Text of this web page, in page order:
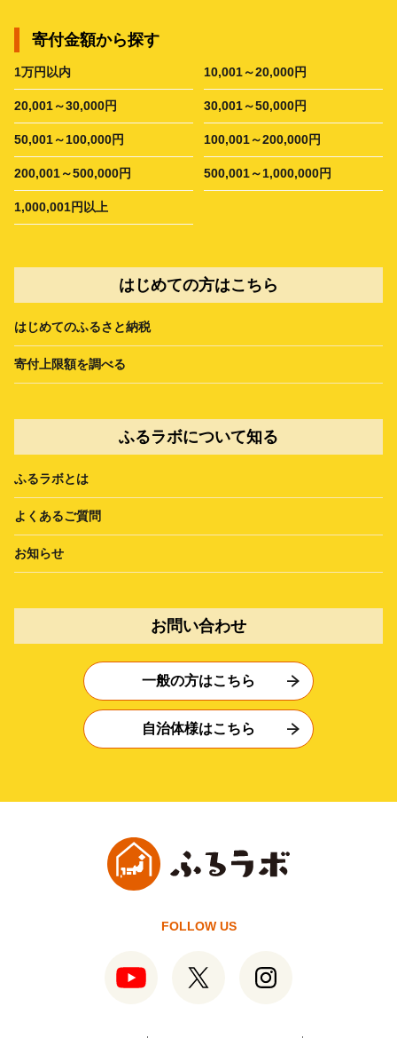
寄付金額から探す
1万円以内 10,001～20,000円
20,001～30,000円 30,001～50,000円
50,001～100,000円 100,001～200,000円
200,001～500,000円 500,001～1,000,000円
1,000,001円以上
はじめての方はこちら
はじめてのふるさと納税
寄付上限額を調べる
ふるラボについて知る
ふるラボとは
よくあるご質問
お知らせ
お問い合わせ
一般の方はこちら
自治体様はこちら
FOLLOW US